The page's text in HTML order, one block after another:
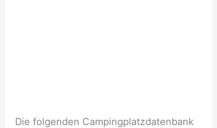
Die folgenden Campingplatzdatenbank